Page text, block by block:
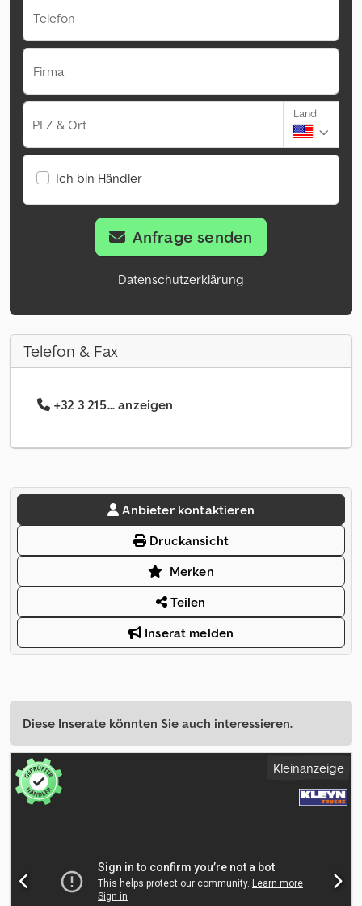
Telefon
Firma
PLZ & Ort
Land
Ich bin Händler
Anfrage senden
Datenschutzerklärung
Telefon & Fax
+32 3 215... anzeigen
Anbieter kontaktieren
Druckansicht
Merken
Teilen
Inserat melden
Diese Inserate könnten Sie auch interessieren.
Kleinanzeige